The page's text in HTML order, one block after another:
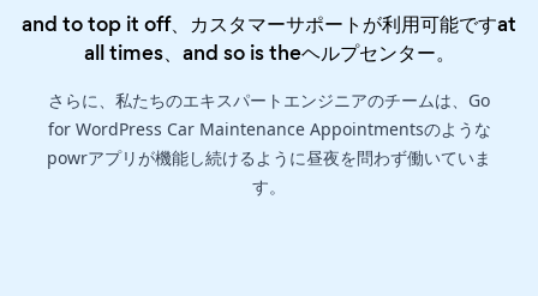
and to top it off、カスタマーサポートが利用可能ですat
all times、and so is theヘルプセンター。
さらに、私たちのエキスパートエンジニアのチームは、Go
for WordPress Car Maintenance Appointmentsのような
powrアプリが機能し続けるように昼夜を問わず働いていま
す。